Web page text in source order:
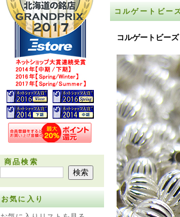
商品検索
お気に入り
コルゲートビ
コルゲートビー